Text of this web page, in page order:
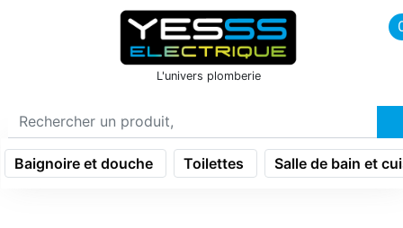
icon menu burger
L'univers plomberie
Baignoire et douche Toilettes Salle de bain et